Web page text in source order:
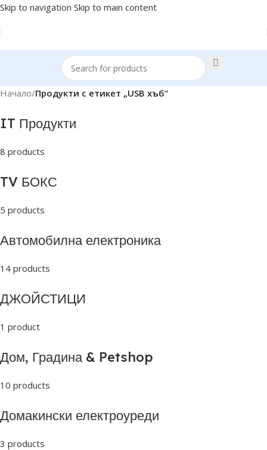
Skip to navigation Skip to main content
Начало/Продукти с етикет „USB хъб“
IT Продукти
8 products
TV БОКС
5 products
Автомобилна електроника
14 products
ДЖОЙСТИЦИ
1 product
Дом, Градина & Petshop
10 products
Домакински електроуреди
3 products